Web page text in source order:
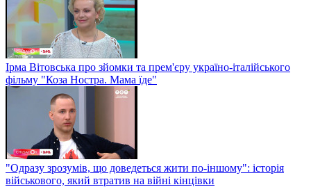
Ірма Вітовська про зйомки та прем'єру україно-італійського
фільму "Коза Ностра. Мама їде"
"Одразу зрозумів, що доведеться жити по-іншому": історія
військового, який втратив на війні кінцівки